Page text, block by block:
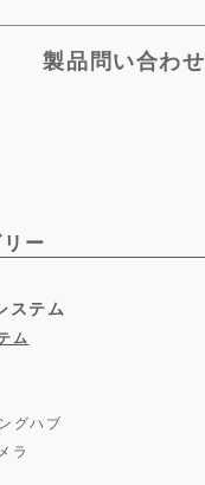
製品問い合わせ
ー
ステム
ム
グハブ
ラ